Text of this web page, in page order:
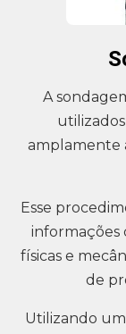
A
amplamente
Esse
informações
físicas e
de
Utilizando